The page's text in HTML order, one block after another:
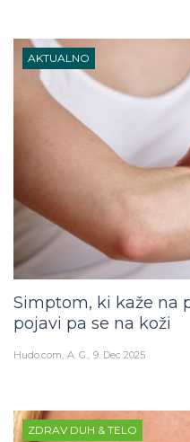
AKTUALNO
Simptom, ki kaže na
pojavi pa se na koži
Hudo.com A. G. 9. Dec 2025
ZDRAV DUH & TELO